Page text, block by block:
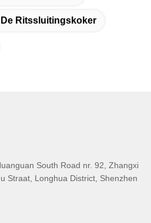
Ritssluitingskoker
South Road nr. 92, Zhangxi
Straat, Longhua District, Shenzhen